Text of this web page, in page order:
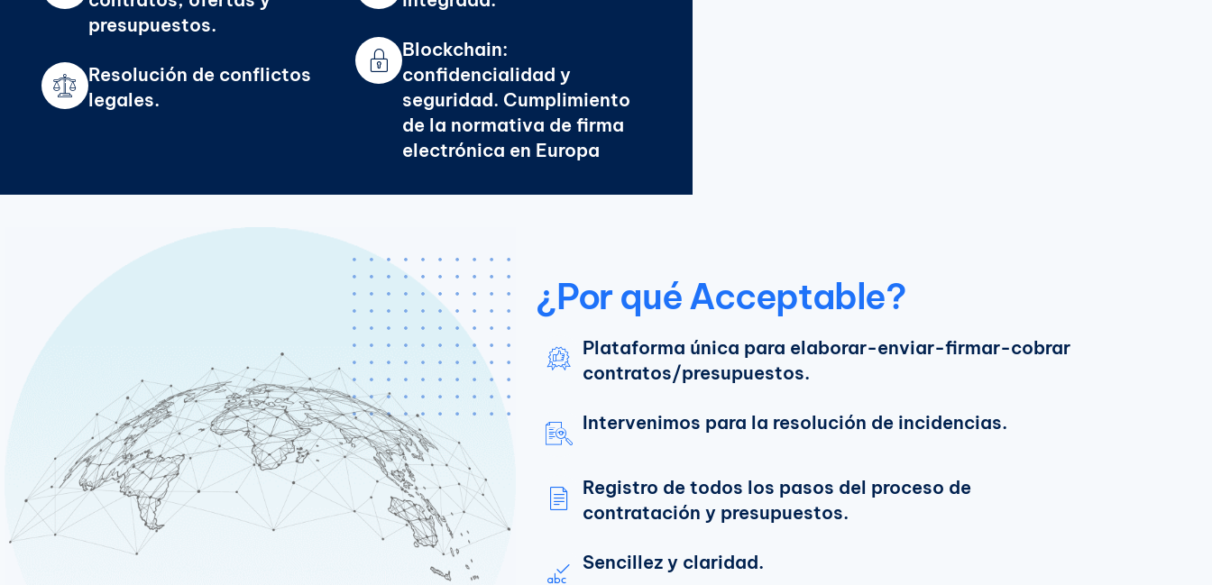
presupuestos.
Resolución de conflictos
legales.
Blockchain:
confidencialidad y
seguridad. Cumplimiento
de la normativa de firma
electrónica en Europa
¿Por qué Acceptable?
Plataforma única para elaborar-enviar-firmar-cobrar
contratos/presupuestos.
Intervenimos para la resolución de incidencias.
Registro de todos los pasos del proceso de
contratación y presupuestos.
Sencillez y claridad.